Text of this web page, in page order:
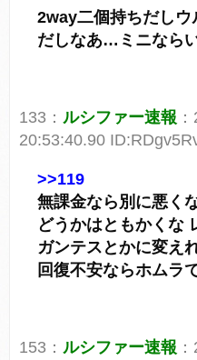
2way二個持ちだし
だしなあ…ミニなら
133： ルシファー速報
20:53:40.90
>>119
無課金なら別に悪く
どうかはともかくな
ガンテスとかに変え
回復不安ならホムラ
153： ルシファー速報